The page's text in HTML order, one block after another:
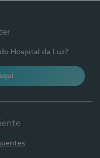
Hospital da Luz?